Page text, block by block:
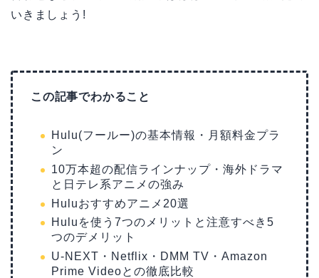
いきましょう!
この記事でわかること
Hulu(フールー)の基本情報・月額料金プラ
ン
10万本超の配信ラインナップ・海外ドラマ
と日テレ系アニメの強み
Huluおすすめアニメ20選
Huluを使う7つのメリットと注意すべき5
つのデメリット
U-NEXT・Netflix・DMM TV・Amazon
Prime Videoとの徹底比較